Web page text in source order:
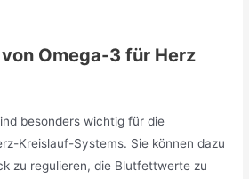
Omega-3 für Herz
besonders wichtig für die
Kreislauf-Systems. Sie können dazu
zu regulieren, die Blutfettwerte zu